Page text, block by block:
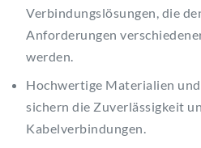
Verbindungslösungen, die
Anforderungen
werden.
Hochwertige Materialien
sichern die Zuverlässigkeit
Kabelverbindungen.